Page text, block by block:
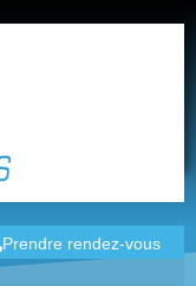
Prendre rendez-vous